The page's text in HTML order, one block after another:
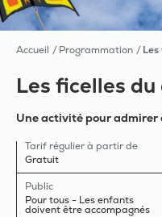
Accueil Programmation Les
Les ficelles du
Une activité pour
Tarif régulier à partir de
Gratuit
Public
Pour tous - Les enfants
doivent être accompagnés